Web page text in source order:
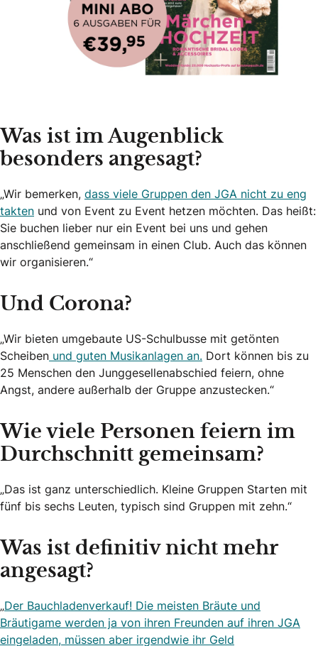
Was ist im Augenblick
besonders angesagt?
„Wir bemerken, dass viele Gruppen den JGA nicht zu eng
takten und von Event zu Event hetzen möchten. Das heißt:
Sie buchen lieber nur ein Event bei uns und gehen
anschließend gemeinsam in einen Club. Auch das können
wir organisieren.“
Und Corona?
„Wir bieten umgebaute US-Schulbusse mit getönten
Scheiben und guten Musikanlagen an. Dort können bis zu
25 Menschen den Junggesellenabschied feiern, ohne
Angst, andere außerhalb der Gruppe anzustecken.“
Wie viele Personen feiern im
Durchschnitt gemeinsam?
„Das ist ganz unterschiedlich. Kleine Gruppen Starten mit
fünf bis sechs Leuten, typisch sind Gruppen mit zehn.“
Was ist definitiv nicht mehr
angesagt?
„Der Bauchladenverkauf! Die meisten Bräute und
Bräutigame werden ja von ihren Freunden auf ihren JGA
eingeladen, müssen aber irgendwie ihr Geld